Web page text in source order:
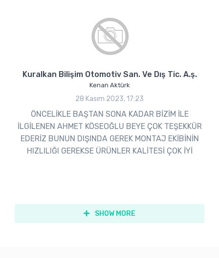
Kuralkan Bilişim Otomotiv San. Ve Dış Tic. A.ş.
Kenan Aktürk
28 Kasım 2023, 17:23
ÖNCELİKLE BAŞTAN SONA KADAR BİZİM İLE
İLGİLENEN AHMET KÖSEOĞLU BEYE ÇOK TEŞEKKÜR
EDERİZ BUNUN DIŞINDA GEREK MONTAJ EKİBİNİN
HIZLILIĞI GEREKSE ÜRÜNLER KALİTESİ ÇOK İYİ
SHOW MORE